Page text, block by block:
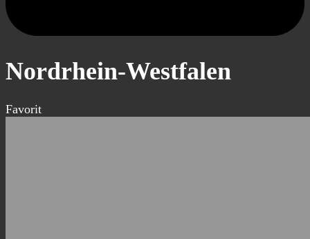
Nordrhein-Westfalen
Favorit